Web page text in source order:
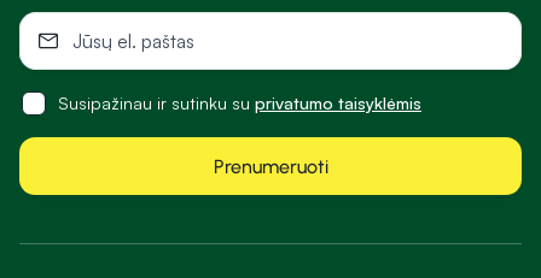
Susipažinau ir sutinku su privatumo taisyklėmis
Prenumeruoti